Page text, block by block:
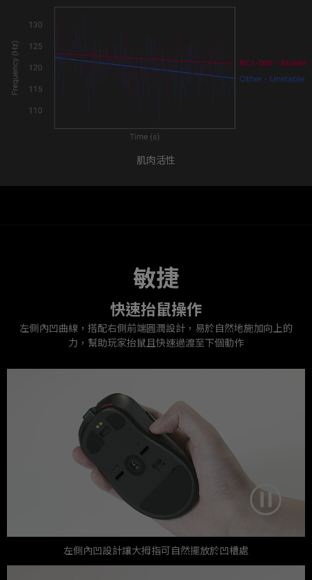
肌肉活性
敏捷
快速抬鼠操作
左側內凹曲線，搭配右側前端圓潤設計，易於自然地施加向上的
力，幫助玩家抬鼠且快速過渡至下個動作
左側內凹設計讓大拇指可自然擺放於凹槽處